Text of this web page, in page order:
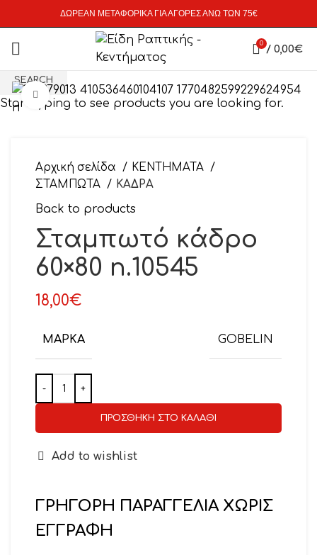
ΔΩΡΕΑΝ ΜΕΤΑΦΟΡΙΚΑ ΓΙΑ ΑΓΟΡΕΣ ΑΝΩ ΤΩΝ 75€
0 / 0,00€
Click to enlarge
Αρχική σελίδα
ΚΕΝΤΗΜΑΤΑ
ΣΤΑΜΠΩΤΑ
ΚΑΔΡΑ
Back to products
Σταμπωτό κάδρο
60×80 n.10545
18,00€
ΜΆΡΚΑ GOBELIN
ΠΡΟΣΘΉΚΗ ΣΤΟ ΚΑΛΆΘΙ
Add to wishlist
ΓΡΗΓΟΡΗ ΠΑΡΑΓΓΕΛΙΑ ΧΩΡΙΣ
ΕΓΓΡΑΦΗ
SEARCH
Start typing to see products you are looking for.